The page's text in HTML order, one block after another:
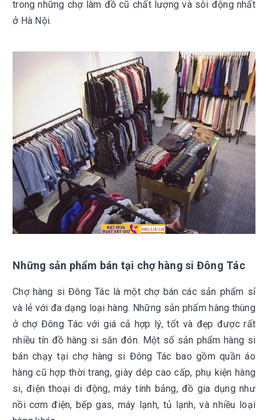
trong những chợ làm đồ cũ chất lượng và sôi động nhất
ở Hà Nội.
Những sản phẩm bán tại chợ hàng si Đông Tác
Chợ hàng si Đông Tác là một chợ bán các sản phẩm sỉ
và lẻ với đa dạng loại hàng. Những sản phẩm hàng thùng
ở chợ Đông Tác với giá cả hợp lý, tốt và đẹp được rất
nhiều tín đồ hàng si săn đón. Một số sản phẩm hàng si
bán chạy tại chợ hàng si Đông Tác bao gồm quần áo
hàng cũ hợp thời trang, giày dép cao cấp, phụ kiện hàng
si, điện thoại di động, máy tính bảng, đồ gia dụng như
nồi cơm điện, bếp gas, máy lạnh, tủ lạnh, và nhiều loại